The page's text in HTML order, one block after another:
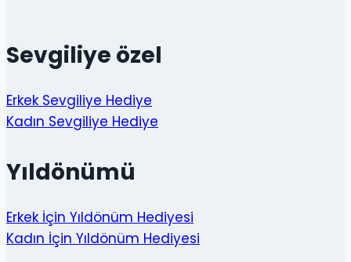
Sevgiliye özel
Erkek Sevgiliye Hediye
Kadın Sevgiliye Hediye
Yıldönümü
Erkek İçin Yıldönüm Hediyesi
Kadın İçin Yıldönüm Hediyesi